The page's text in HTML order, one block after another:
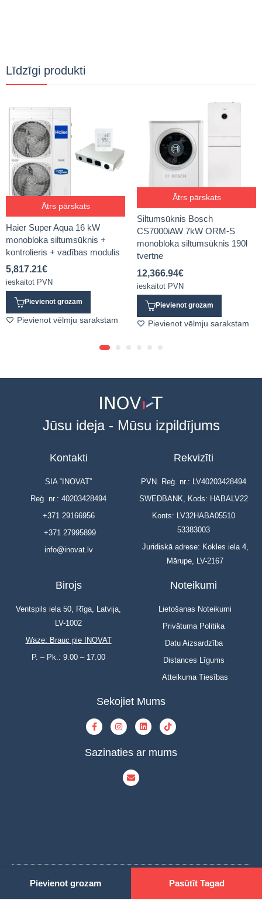
Pievienot grozam Pasūtīt Tagad
Līdzīgi produkti
Ātrs pārskats
Haier Super Aqua 16 kW
monobloka siltumsūknis +
kontrolieris + vadības modulis
5,817.21€
ieskaitot PVN
Pievienot grozam
Pievienot vēlmju sarakstam
Ātrs pārskats
Siltumsūknis Bosch
CS7000iAW 7kW ORM-S
monobloka siltumsūknis 190l
tvertne
12,366.94€
ieskaitot PVN
Pievienot grozam
Pievienot vēlmju sarakstam
Jūsu ideja - Mūsu izpildījums
Kontakti
SIA “INOVAT”
Reģ. nr.: 40203428494
+371 29166956
+371 27995899
info@inovat.lv
Rekvizīti
PVN. Reģ. nr.: LV40203428494
SWEDBANK, Kods: HABALV22
Konts: LV32HABA05510
53383003
Juridiskā adrese: Kokles iela 4,
Mārupe, LV-2167
Birojs
Ventspils iela 50, Rīga, Latvija,
LV-1002
Waze: Brauc pie INOVAT
P. – Pk.: 9.00 – 17.00
Noteikumi
Lietošanas Noteikumi
Privātuma Politika
Datu Aizsardzība
Distances Līgums
Atteikuma Tiesības
Sekojiet Mums
Sazinaties ar mums
© Copyright 2023 | INOVAT | All Rights Reserved | Powered by INOVAT